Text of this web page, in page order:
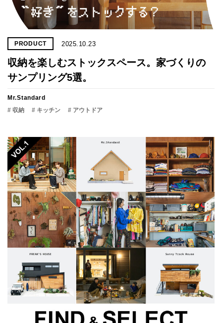
PRODUCT 2025.10.23
収納を楽しむストックスペース。家づくりの
サンプリング5選。
Mr.Standard
# 収納
# キッチン # アウトドア